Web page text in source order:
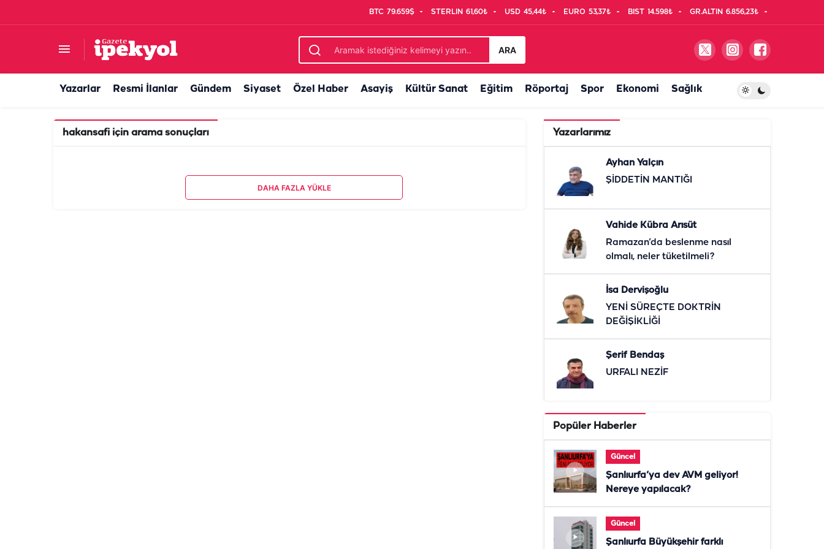
BTC 79.659$ STERLIN 61,60₺ USD 45,44₺ EURO 53,37₺ BIST 14.598₺ GR.ALTIN 6.856,23₺
ARA
Yazarlar Resmi İlanlar Gündem Siyaset Özel Haber Asayiş Kültür Sanat Eğitim Röportaj Spor Ekonomi Sağlık
hakansafi için arama sonuçları
DAHA FAZLA YÜKLE
Yazarlarımız
Ayhan Yalçın
ŞİDDETİN MANTIĞI
Vahide Kübra Arısüt
Ramazan’da beslenme nasıl
olmalı, neler tüketilmeli?
İsa Dervişoğlu
YENİ SÜREÇTE DOKTRİN
DEĞİŞİKLİĞİ
Şerif Bendaş
URFALI NEZİF
Popüler Haberler
Güncel
Şanlıurfa’ya dev AVM geliyor!
Nereye yapılacak?
Güncel
Şanlıurfa Büyükşehir farklı